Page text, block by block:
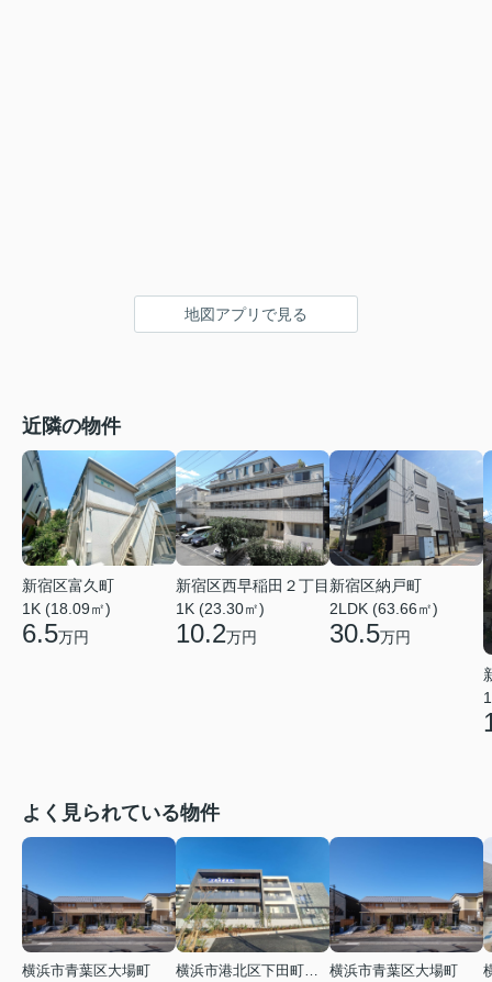
地図アプリで見る
近隣の物件
新宿区富久町
1K (18.09㎡)
6.5万円
新宿区西早稲田２丁目
1K (23.30㎡)
10.2万円
新宿区納戸町
2LDK (63.66㎡)
30.5万円
よく見られている物件
横浜市青葉区大場町
横浜市港北区下田町２丁目
横浜市青葉区大場町